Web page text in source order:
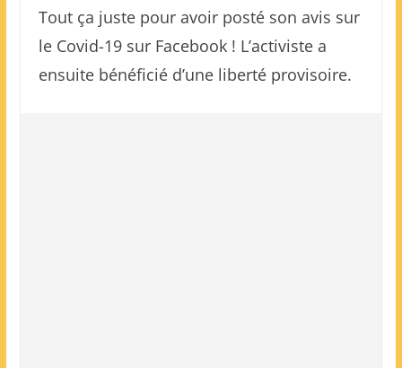
Tout ça juste pour avoir posté son avis sur
le Covid-19 sur Facebook ! L’activiste a
ensuite bénéficié d’une liberté provisoire.